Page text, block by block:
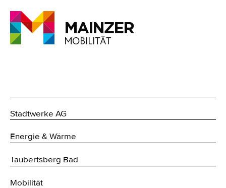
Stadtwerke AG
Energie & Wärme
Taubertsberg Bad
Mobilität